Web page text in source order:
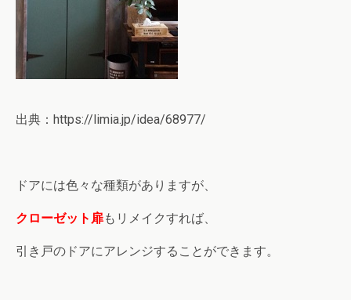
出典：https://limia.jp/idea/68977/
ドアには色々な種類がありますが、
クローゼット扉もリメイクすれば、
引き戸のドアにアレンジすることができます。